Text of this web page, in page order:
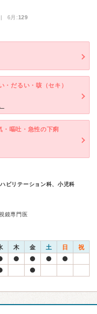
6月:129
・だるい・咳（セキ）
・嘔吐・急性の下痢
ビリテーション科、小児科
鏡専門医
木 金 土 日 祝